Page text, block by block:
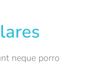
neque porro